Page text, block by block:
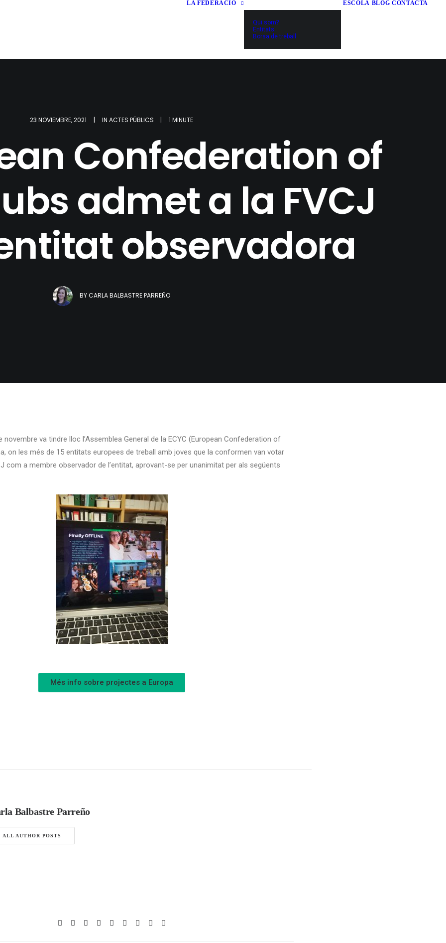
LA FEDERACIÓ
Qui som?
Entitats
Borsa de treball
ESCOLA BLOG CONTACTA
23 NOVIEMBRE, 2021 | IN ACTES PÚBLICS | 1 MINUTE
Confederation of
admet a la FVCJ
observadora
BYCARLA BALBASTRE PARREÑO
novembre va tindre lloc l’Assemblea General de la ECYC (European Confederation of
on les més de 15 entitats europees de treball amb joves que la conformen van votar
com a membre observador de l’entitat, aprovant-se per unanimitat per als següents
Més info sobre projectes a Europa
Balbastre Parreño
ALL AUTHOR POSTS